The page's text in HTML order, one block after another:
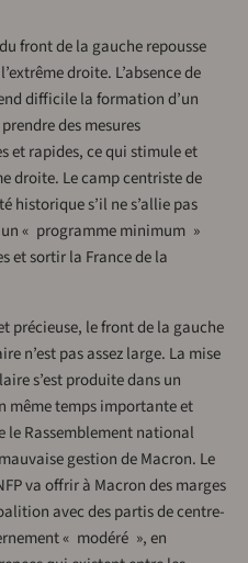
front de la gauche repousse
droite. L’absence de
difficile la formation d’un
des mesures
et rapides, ce qui stimule et
droite. Le camp centriste de
historique s’il ne s’allie pas
« programme minimum »
et sortir la France de la
précieuse, le front de la gauche
n’est pas assez large. La mise
s’est produite dans un
même temps importante et
le Rassemblement national
gestion de Macron. Le
va offrir à Macron des marges
avec des partis de centre-
« modéré », en